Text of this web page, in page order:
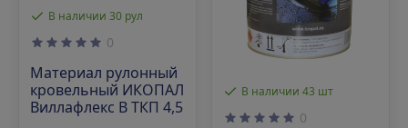
В наличии 30 рул
0
Материал рулонный
кровельный ИКОПАЛ
Виллафлекс В ТКП 4,5
В наличии 43 шт
0